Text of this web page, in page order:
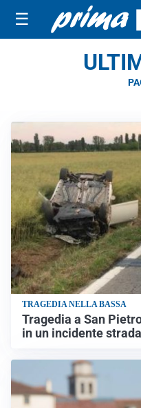
☰
TRAGEDIA NELLA BASSA
Tragedia a San
in un incidente